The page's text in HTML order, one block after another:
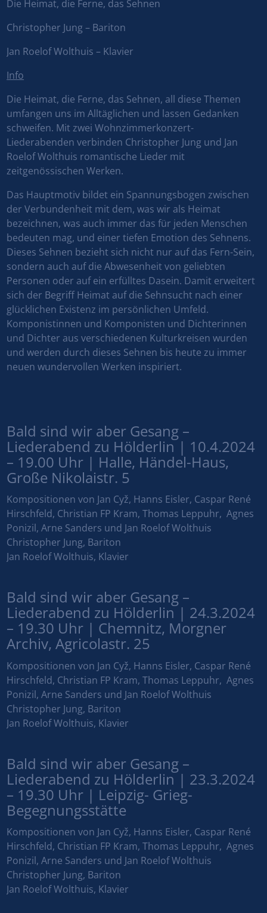
Die Heimat, die Ferne, das Sehnen
Christopher Jung – Bariton
Jan Roelof Wolthuis – Klavier
Info
Die Heimat, die Ferne, das Sehnen, all diese Themen
umfangen uns im Alltäglichen und lassen Gedanken
schweifen. Mit zwei Wohnzimmerkonzert-
Liederabenden verbinden Christopher Jung und Jan
Roelof Wolthuis romantische Lieder mit
zeitgenössischen Werken.
Das Hauptmotiv bildet ein Spannungsbogen zwischen
der Verbundenheit mit dem, was wir als Heimat
bezeichnen, was auch immer das für jeden Menschen
bedeuten mag, und einer tiefen Emotion des Sehnens.
Dieses Sehnen bezieht sich nicht nur auf das Fern-Sein,
sondern auch auf die Abwesenheit von geliebten
Personen oder auf ein erfülltes Dasein. Damit erweitert
sich der Begriff Heimat auf die Sehnsucht nach einer
glücklichen Existenz im persönlichen Umfeld.
Komponistinnen und Komponisten und Dichterinnen
und Dichter aus verschiedenen Kulturkreisen wurden
und werden durch dieses Sehnen bis heute zu immer
neuen wundervollen Werken inspiriert.
Bald sind wir aber Gesang –
Liederabend zu Hölderlin | 10.4.2024
– 19.00 Uhr | Halle, Händel-Haus,
Große Nikolaistr. 5
Kompositionen von Jan Cyž, Hanns Eisler, Caspar René
Hirschfeld, Christian FP Kram, Thomas Leppuhr, Agnes
Ponizil, Arne Sanders und Jan Roelof Wolthuis
Christopher Jung, Bariton
Jan Roelof Wolthuis, Klavier
Bald sind wir aber Gesang –
Liederabend zu Hölderlin | 24.3.2024
– 19.30 Uhr | Chemnitz, Morgner
Archiv, Agricolastr. 25
Kompositionen von Jan Cyž, Hanns Eisler, Caspar René
Hirschfeld, Christian FP Kram, Thomas Leppuhr, Agnes
Ponizil, Arne Sanders und Jan Roelof Wolthuis
Christopher Jung, Bariton
Jan Roelof Wolthuis, Klavier
Bald sind wir aber Gesang –
Liederabend zu Hölderlin | 23.3.2024
– 19.30 Uhr | Leipzig- Grieg-
Begegnungsstätte
Kompositionen von Jan Cyž, Hanns Eisler, Caspar René
Hirschfeld, Christian FP Kram, Thomas Leppuhr, Agnes
Ponizil, Arne Sanders und Jan Roelof Wolthuis
Christopher Jung, Bariton
Jan Roelof Wolthuis, Klavier